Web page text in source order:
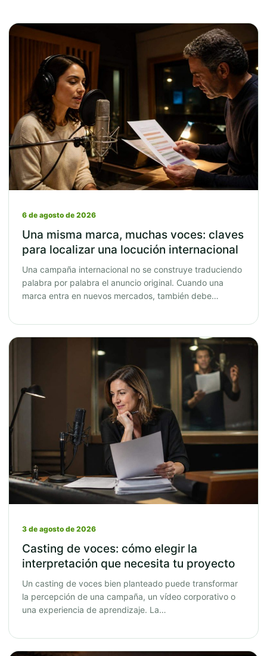
6 de agosto de 2026
Una misma marca, muchas voces: claves
para localizar una locución internacional
Una campaña internacional no se construye traduciendo
palabra por palabra el anuncio original. Cuando una
marca entra en nuevos mercados, también debe…
3 de agosto de 2026
Casting de voces: cómo elegir la
interpretación que necesita tu proyecto
Un casting de voces bien planteado puede transformar
la percepción de una campaña, un vídeo corporativo o
una experiencia de aprendizaje. La…